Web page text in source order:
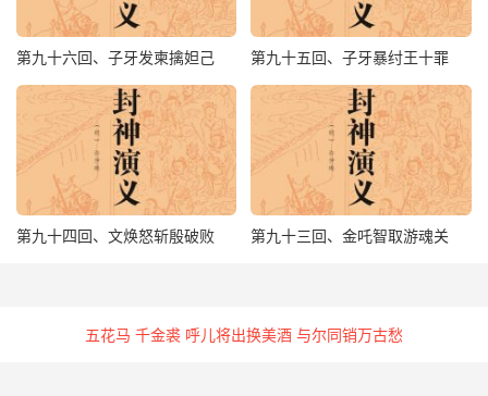
一路上思前想後，人马行至晚间，有一座高山在，但见山景
凄凉，太师坐下，不觉兜底上心，自己吟诗嗟叹：“回首青
山两泪垂，叁军惨惨更堪悲；当时只道旋师返，今日方知败
卒疲。可恨天时难预料，堪嗟人事竟何之；眼前颠倒浑如
梦，为个丹心总不移。”
话说闻太师作罢诗，神思不宁，叁军造饭，辛环整理，次日
回兵。将至二更，只听得山岭上响声大振，炮发如雷，闻太
了，闻太师乃是神目，左右观看，又不见影迹，太师咬牙深
第九十六回、子牙发柬擒妲己 第九十五回、子牙暴纣王十罪
第九十四回、文焕怒斩殷破败 第九十三回、金吒智取游魂关
五花马 千金裘 呼儿将出换美酒 与尔同销万古愁